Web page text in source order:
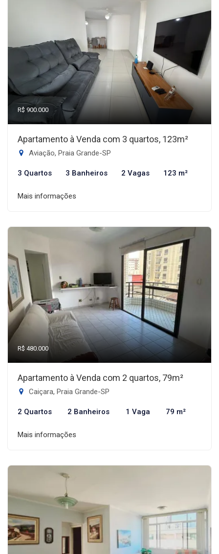
R$ 900.000
Apartamento à Venda com 3 quartos, 123m²
Aviação, Praia Grande-SP
3 Quartos 3 Banheiros 2 Vagas 123 m²
Mais informações
R$ 480.000
Apartamento à Venda com 2 quartos, 79m²
Caiçara, Praia Grande-SP
2 Quartos 2 Banheiros 1 Vaga 79 m²
Mais informações